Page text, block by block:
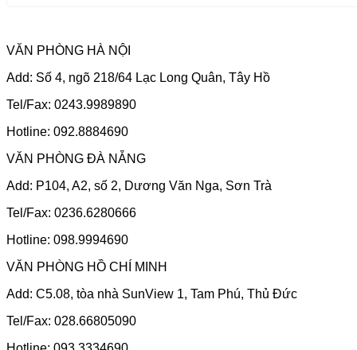
VĂN PHÒNG HÀ NỘI
Add: Số 4, ngõ 218/64 Lạc Long Quân, Tây Hồ
Tel/Fax: 0243.9989890
Hotline: 092.8884690
VĂN PHÒNG ĐÀ NẴNG
Add: P104, A2, số 2, Dương Văn Nga, Sơn Trà
Tel/Fax: 0236.6280666
Hotline: 098.9994690
VĂN PHÒNG HỒ CHÍ MINH
Add: C5.08, tòa nhà SunView 1, Tam Phú, Thủ Đức
Tel/Fax: 028.66805090